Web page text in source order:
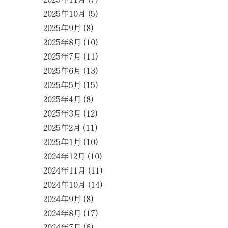
2025年10月 (5)
2025年9月 (8)
2025年8月 (10)
2025年7月 (11)
2025年6月 (13)
2025年5月 (15)
2025年4月 (8)
2025年3月 (12)
2025年2月 (11)
2025年1月 (10)
2024年12月 (10)
2024年11月 (11)
2024年10月 (14)
2024年9月 (8)
2024年8月 (17)